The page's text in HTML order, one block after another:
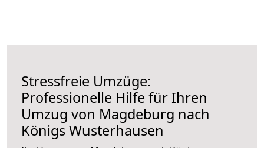
Stressfreie Umzüge:
Professionelle Hilfe für Ihren
Umzug von Magdeburg nach
Königs Wusterhausen